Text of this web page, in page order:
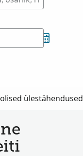
ülestähendused